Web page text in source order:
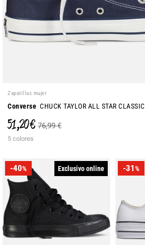
Zapatillas mujer
Converse CHUCK TAYLOR ALL STAR CLASSIC
51,20 € 76,99 €
5 colores
-40% Exclusivo online -31%